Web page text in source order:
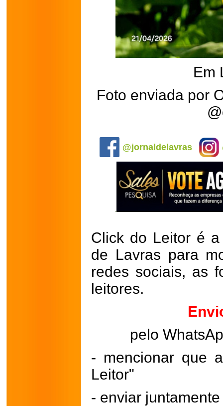
Em
Foto enviada por
@jornaldelavras
Click do Leitor é
de Lavras para
redes sociais, as
leitores.
pelo
- mencionar que
Leitor"
- enviar